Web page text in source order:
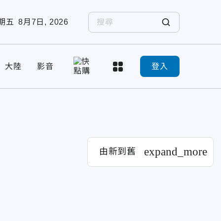
五 8月7日, 2026
大陸 影音 登入
由新到舊 expand_more